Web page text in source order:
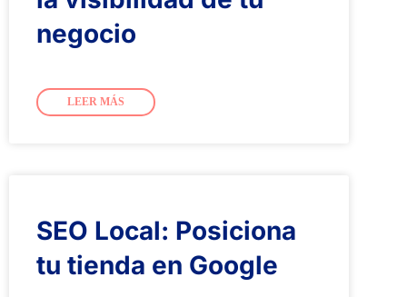
negocio
LEER MÁS
SEO Local: Posiciona
tu tienda en Google